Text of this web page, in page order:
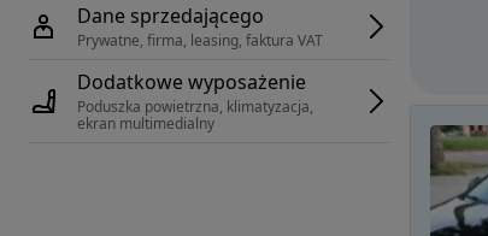
Dane sprzedającego
Prywatne, firma, leasing, faktura VAT
Dodatkowe wyposażenie
Poduszka powietrzna, klimatyzacja,
ekran multimedialny